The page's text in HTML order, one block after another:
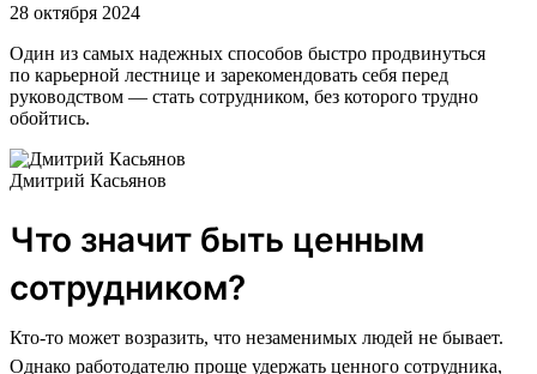
28 октября 2024
Один из самых надежных способов быстро продвинуться
по карьерной лестнице и зарекомендовать себя перед
руководством — стать сотрудником, без которого трудно
обойтись.
Дмитрий Касьянов
Что значит быть ценным
сотрудником?
Кто-то может возразить, что незаменимых людей не бывает.
Однако работодателю проще удержать ценного сотрудника,